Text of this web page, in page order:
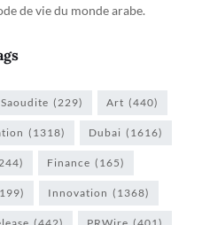
de vie du monde arabe.
(229) Art (440)
(1318) Dubai (1616)
Finance (165)
Innovation (1368)